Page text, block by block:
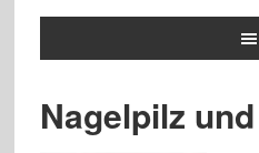
Nagelpilz